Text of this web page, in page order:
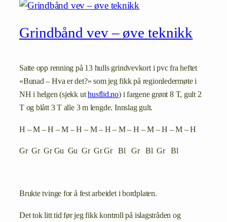
Grindbånd vev – øve teknikk
Satte opp renning på 13 hulls grindvevkort i pvc fra heftet
«Bunad – Hva er det?» som jeg fikk på regionledermøte i
NH i helgen (sjekk uthusflid.no) i fargene grønt 8 T, gult 2
T og blått 3 T alle 3 m lengde. Innslag gult.
H – M – H – M – H – M – H – M – H – M – H – M – H
Gr Gr Gr Gu Gu Gr Gr Gr Bl Gr Bl Gr Bl
Brukte tvinge for å fest arbeidet i bordplaten.
Det tok litt tid før jeg fikk kontroll på islagstråden og